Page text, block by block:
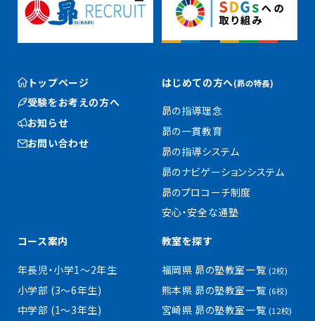
トップページ
受験をお考えの方へ
お知らせ
お問い合わせ
はじめての方へ(昴の特長)
昴の指導理念
昴の一貫教育
昴の指導システム
昴のナビゲーションシステム
昴のプロコーチ制度
安心・安全な通塾
コース案内
年長児・小学1〜2年生
小学部 (3〜6年生)
中学部 (1〜3年生)
教室を探す
福岡県 昴の塾教室一覧 (2校)
熊本県 昴の塾教室一覧 (6校)
宮崎県 昴の塾教室一覧 (12校)